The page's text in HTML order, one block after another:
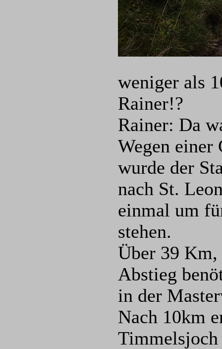
weniger als
Rainer!?
Rainer: Da
Wegen
wurde der
nach St.
einmal um
stehen.
Über 39
Abstieg
in der
Nach 10km